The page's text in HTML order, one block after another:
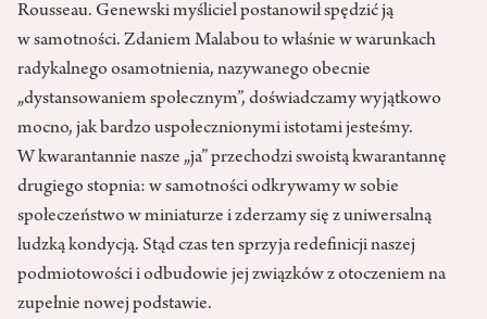
Rousseau. Genewski myśliciel postanowił spędzić ją
w samotności. Zdaniem Malabou to właśnie w warunkach
radykalnego osamotnienia, nazywanego obecnie
„dystansowaniem społecznym”, doświadczamy wyjątkowo
mocno, jak bardzo uspołecznionymi istotami jesteśmy.
W kwarantannie nasze „ja” przechodzi swoistą kwarantannę
drugiego stopnia: w samotności odkrywamy w sobie
społeczeństwo w miniaturze i zderzamy się z uniwersalną
ludzką kondycją. Stąd czas ten sprzyja redefinicji naszej
podmiotowości i odbudowie jej związków z otoczeniem na
zupełnie nowej podstawie.